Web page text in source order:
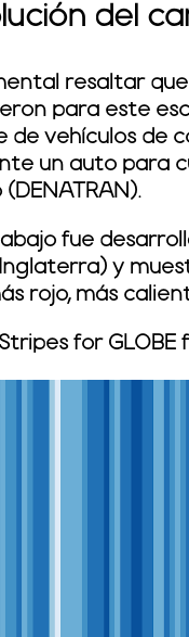
del
resaltar
para este
de vehículos de
un auto para
fue
y
rojo, más
for GLOBE